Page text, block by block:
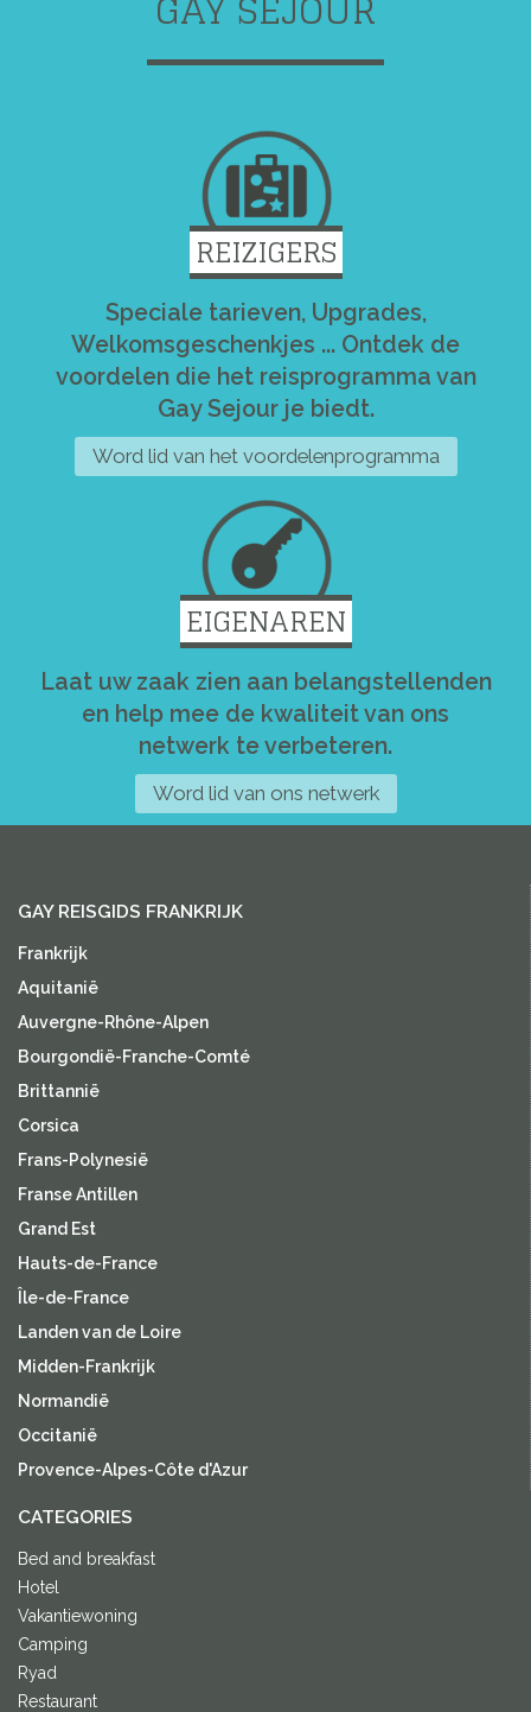
REIZIGERS
Speciale tarieven, Upgrades,
Welkomsgeschenkjes ... Ontdek de
voordelen die het reisprogramma van
Gay Sejour je biedt.
Word lid van het voordelenprogramma
EIGENAREN
Laat uw zaak zien aan belangstellenden
en help mee de kwaliteit van ons
netwerk te verbeteren.
Word lid van ons netwerk
GAY REISGIDS FRANKRIJK
Frankrijk
Aquitanië
Auvergne-Rhône-Alpen
Bourgondië-Franche-Comté
Brittannië
Corsica
Frans-Polynesië
Franse Antillen
Grand Est
Hauts-de-France
Île-de-France
Landen van de Loire
Midden-Frankrijk
Normandië
Occitanië
Provence-Alpes-Côte d'Azur
CATEGORIES
Bed and breakfast
Hotel
Vakantiewoning
Camping
Ryad
Restaurant